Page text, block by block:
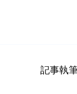
記事執筆